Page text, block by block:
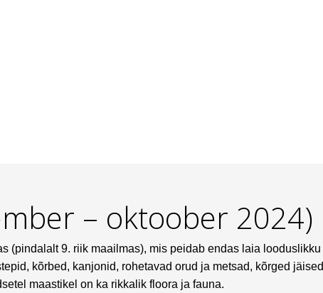
– oktoober 2024)
(pindalalt 9. riik maailmas), mis peidab endas laia looduslikku
kõrbed, kanjonid, rohetavad orud ja metsad, kõrged jäised
maastikel on ka rikkalik floora ja fauna.